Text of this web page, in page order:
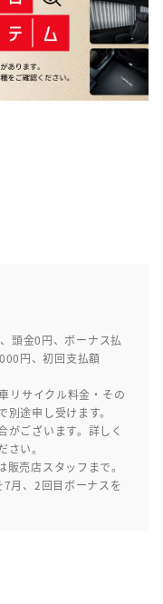
頭金0円、ボーナス払
円、初回支払額
リサイクル料金・その
途申し受けます。
がございます。詳しく
い。
販売店スタッフまで。
7月、2回目ボーナスを